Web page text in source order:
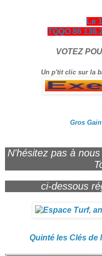
Le
TQQO 86
VOTEZ
Un p'tit clic sur la
Gros
N'hésitez pas à
ci-dessous
Quinté les Clés de